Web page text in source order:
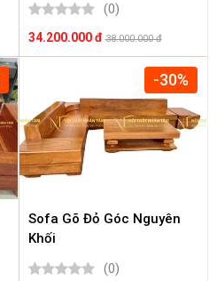
(0)
34.200.000 đ38.000.000 đ
-30%
Sofa Gõ Đỏ Góc Nguyên
Khối
(0)